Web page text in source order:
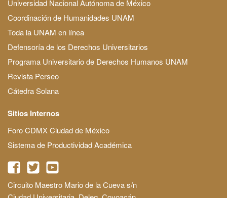
Universidad Nacional Autónoma de México
Coordinación de Humanidades UNAM
Toda la UNAM en línea
Defensoría de los Derechos Universitarios
Programa Universitario de Derechos Humanos UNAM
Revista Perseo
Cátedra Solana
Sitios Internos
Foro CDMX Ciudad de México
Sistema de Productividad Académica
Circuito Maestro Mario de la Cueva s/n